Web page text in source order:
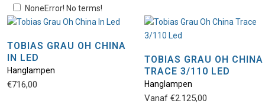
NoneError! No terms!
TOBIAS GRAU OH CHINA
IN LED
Hanglampen
€716,00
TOBIAS GRAU OH CHINA
TRACE 3/110 LED
Hanglampen
Vanaf €2.125,00